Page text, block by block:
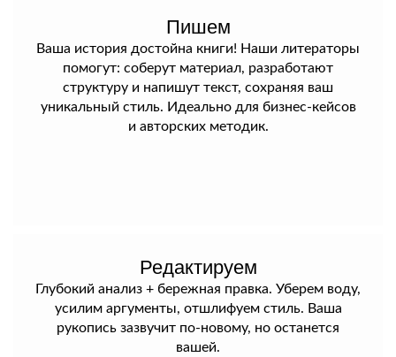
Пишем
Ваша история достойна книги! Наши литераторы
помогут: соберут материал, разработают
структуру и напишут текст, сохраняя ваш
уникальный стиль. Идеально для бизнес-кейсов
и авторских методик.
Редактируем
Глубокий анализ + бережная правка. Уберем воду,
усилим аргументы, отшлифуем стиль. Ваша
рукопись зазвучит по-новому, но останется
вашей.